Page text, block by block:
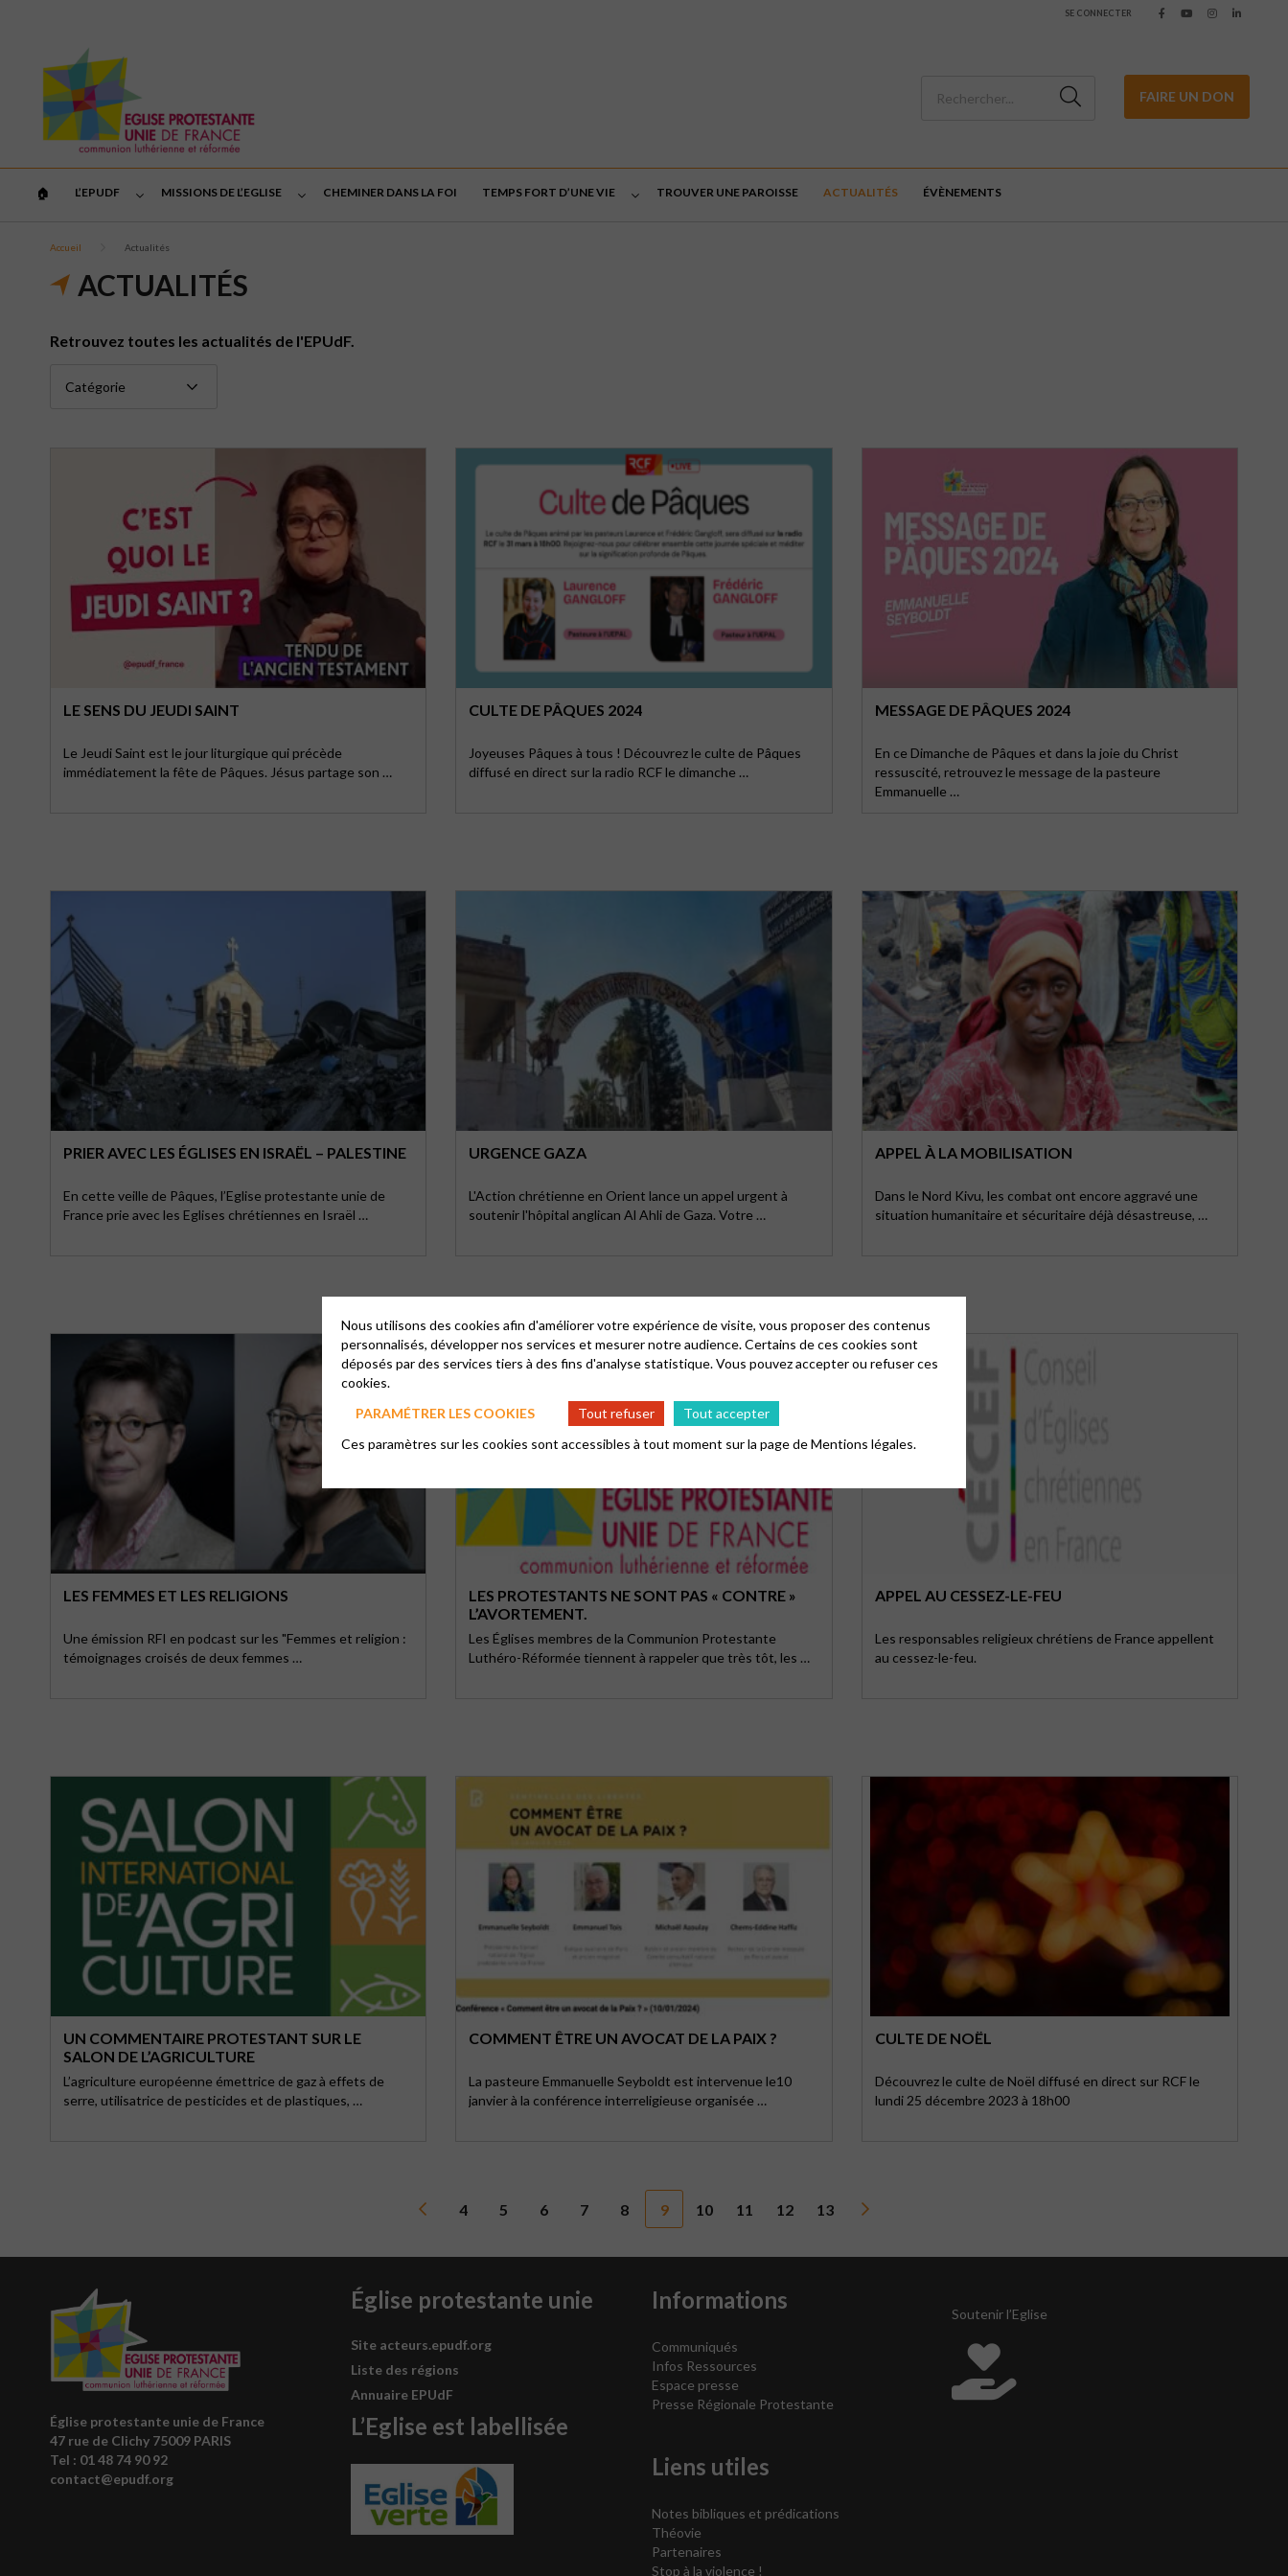
SE CONNECTER
FAIRE UN DON
🏠︎ L’EPUDF MISSIONS DE L’EGLISE CHEMINER DANS LA FOI TEMPS FORT D’UNE VIE TROUVER UNE PAROISSE ACTUALITÉS ÉVÈNEMENTS
Accueil Actualités
ACTUALITÉS
Retrouvez toutes les actualités de l'EPUdF.
LE SENS DU JEUDI SAINT
Le Jeudi Saint est le jour liturgique qui précède
immédiatement la fête de Pâques. Jésus partage son …
CULTE DE PÂQUES 2024
Joyeuses Pâques à tous ! Découvrez le culte de Pâques
diffusé en direct sur la radio RCF le dimanche …
MESSAGE DE PÂQUES 2024
En ce Dimanche de Pâques et dans la joie du Christ
ressuscité, retrouvez le message de la pasteure
Emmanuelle …
PRIER AVEC LES ÉGLISES EN ISRAËL – PALESTINE
En cette veille de Pâques, l’Eglise protestante unie de
France prie avec les Eglises chrétiennes en Israël …
URGENCE GAZA
L'Action chrétienne en Orient lance un appel urgent à
soutenir l'hôpital anglican Al Ahli de Gaza. Votre …
APPEL À LA MOBILISATION
Dans le Nord Kivu, les combat ont encore aggravé une
situation humanitaire et sécuritaire déjà désastreuse, …
LES FEMMES ET LES RELIGIONS
Une émission RFI en podcast sur les "Femmes et religion :
témoignages croisés de deux femmes …
LES PROTESTANTS NE SONT PAS « CONTRE »
L’AVORTEMENT.
Les Églises membres de la Communion Protestante
Luthéro-Réformée tiennent à rappeler que très tôt, les …
APPEL AU CESSEZ-LE-FEU
Les responsables religieux chrétiens de France appellent
au cessez-le-feu.
UN COMMENTAIRE PROTESTANT SUR LE
SALON DE L’AGRICULTURE
L’agriculture européenne émettrice de gaz à effets de
serre, utilisatrice de pesticides et de plastiques, …
COMMENT ÊTRE UN AVOCAT DE LA PAIX ?
La pasteure Emmanuelle Seyboldt est intervenue le10
janvier à la conférence interreligieuse organisée …
CULTE DE NOËL
Découvrez le culte de Noël diffusé en direct sur RCF le
lundi 25 décembre 2023 à 18h00
4 5 6 7 8 9 10 11 12 13
Église protestante unie de France
47 rue de Clichy 75009 PARIS
Tel : 01 48 74 90 92
contact@epudf.org
Église protestante unie
Site acteurs.epudf.org
Liste des régions
Annuaire EPUdF
L’Eglise est labellisée
Informations
Communiqués
Infos Ressources
Espace presse
Presse Régionale Protestante
Liens utiles
Notes bibliques et prédications
Théovie
Partenaires
Stop à la violence !
Soutenir l’Eglise
Nous utilisons des cookies afin d'améliorer votre expérience de visite, vous proposer des contenus
personnalisés, développer nos services et mesurer notre audience. Certains de ces cookies sont
déposés par des services tiers à des fins d'analyse statistique. Vous pouvez accepter ou refuser ces
cookies.
PARAMÉTRER LES COOKIES
Tout refuser
Tout accepter
Ces paramètres sur les cookies sont accessibles à tout moment sur la page deMentions légales.